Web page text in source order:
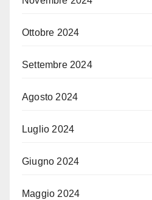
Ottobre 2024
Settembre 2024
Agosto 2024
Luglio 2024
Giugno 2024
Maggio 2024